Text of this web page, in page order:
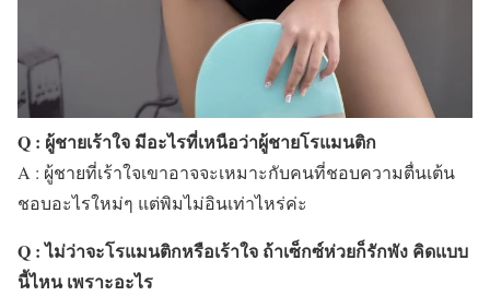
Q : ผู้ชายเร้าใจ มีอะไรที่เหนือว่าผู้ชายโรแมนติก
A : ผู้ชายที่เร้าใจเขาอาจจะเหมาะกับคนที่ชอบความตื่นเต้น
ชอบอะไรใหม่ๆ แต่พิมไม่อินเท่าไหร่ค่ะ
Q : ไม่ว่าจะโรแมนติกหรือเร้าใจ ถ้าเซ็กซ์ห่วยก็รักพัง คิดแบบ
นี้ไหน เพราะอะไร